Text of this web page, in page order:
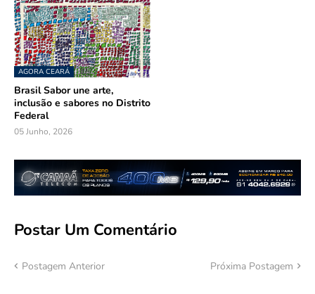
AGORA CEARÁ
Brasil Sabor une arte,
inclusão e sabores no Distrito
Federal
05 Junho, 2026
Postar Um Comentário
Postagem Anterior Próxima Postagem